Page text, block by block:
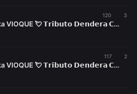
120 3
DJ Txapu aka VIOQUE 💘 𝗧𝗿𝗶𝗯𝘂𝘁𝗼 𝗗𝗲𝗻𝗱𝗲𝗿𝗮 𝗖𝗼𝘀𝗹𝗮𝗱𝗮 ✨ (Verano 2025) Vol.04 [21-09-2025] 🎉
117 2
DJ Txapu aka VIOQUE 💘 𝗧𝗿𝗶𝗯𝘂𝘁𝗼 𝗗𝗲𝗻𝗱𝗲𝗿𝗮 𝗖𝗼𝘀𝗹𝗮𝗱𝗮 ✨ (Verano 2025) Vol.03 [07-09-2025] 🎉